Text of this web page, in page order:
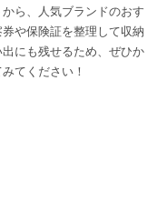
ら、人気ブランドのおす
や保険証を整理して収納
にも残せるため、ぜひか
てください！